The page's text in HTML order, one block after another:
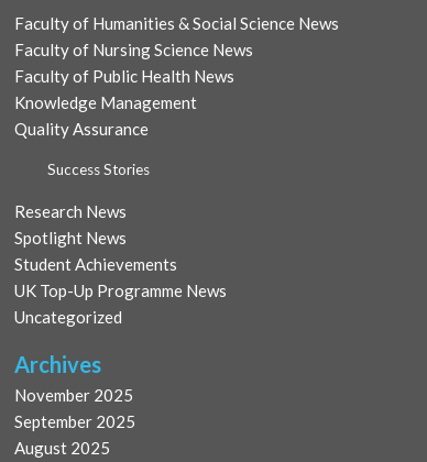
Faculty of Humanities & Social Science News
Faculty of Nursing Science News
Faculty of Public Health News
Knowledge Management
Quality Assurance
Success Stories
Research News
Spotlight News
Student Achievements
UK Top-Up Programme News
Uncategorized
Archives
November 2025
September 2025
August 2025